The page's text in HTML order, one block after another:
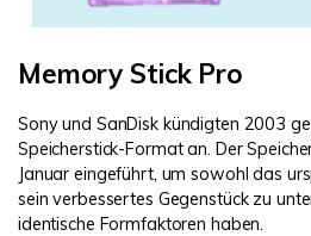
Memory Stick Pro
Sony und SanDisk kündigten 2003
Speicherstick-Format an. Der
Januar eingeführt, um sowohl das
sein verbessertes Gegenstück zu
identische Formfaktoren haben.